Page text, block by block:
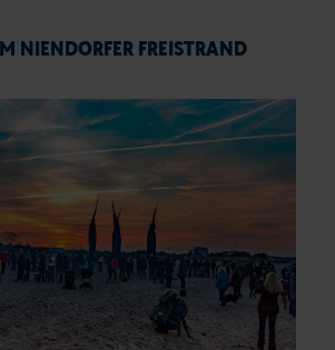
NIENDORFER FREISTRAND